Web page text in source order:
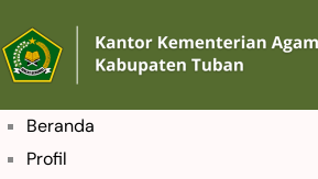
Beranda
Profil